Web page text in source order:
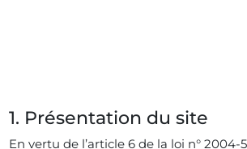
1. Présentation du site
En vertu de l’article 6 de la loi n° 2004-